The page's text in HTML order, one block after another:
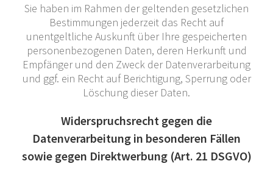
Sie haben im Rahmen der geltenden gesetzlichen
Bestimmungen jederzeit das Recht auf
unentgeltliche Auskunft über Ihre gespeicherten
personenbezogenen Daten, deren Herkunft und
Empfänger und den Zweck der Datenverarbeitung
und ggf. ein Recht auf Berichtigung, Sperrung oder
Löschung dieser Daten.
Widerspruchsrecht gegen die
Datenverarbeitung in besonderen Fällen
sowie gegen Direktwerbung (Art. 21 DSGVO)